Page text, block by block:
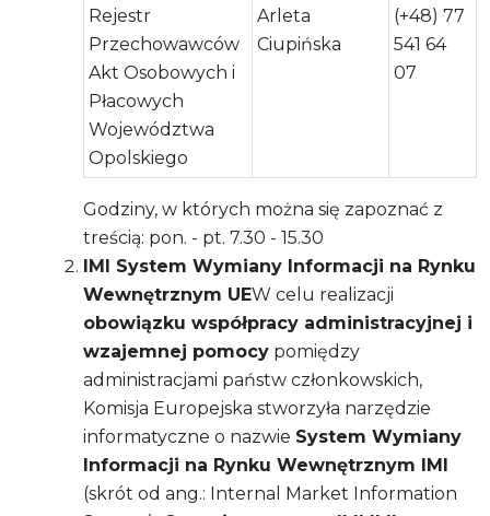
Rejestr
Przechowawców
Akt Osobowych i
Płacowych
Województwa
Opolskiego
Arleta
Ciupińska
(+48) 77
541 64
07
Godziny, w których można się zapoznać z
treścią: pon. - pt. 7.30 - 15.30
IMI System Wymiany Informacji na Rynku
Wewnętrznym UEW celu realizacji
obowiązku współpracy administracyjnej i
wzajemnej pomocy pomiędzy
administracjami państw członkowskich,
Komisja Europejska stworzyła narzędzie
informatyczne o nazwie System Wymiany
Informacji na Rynku Wewnętrznym IMI
(skrót od ang.: Internal Market Information